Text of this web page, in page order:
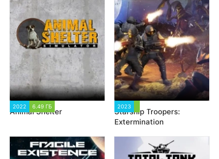
2022 6.49 ГБ
Animal Shelter
2023
Starship Troopers:
Extermination